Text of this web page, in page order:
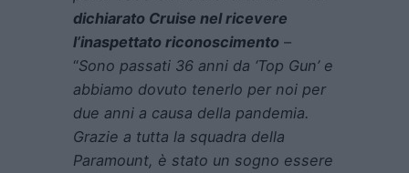
dichiarato Cruise nel ricevere
l’inaspettato riconoscimento –
“Sono passati 36 anni da ‘Top Gun’ e
abbiamo dovuto tenerlo per noi per
due anni a causa della pandemia.
Grazie a tutta la squadra della
Paramount, è stato un sogno essere